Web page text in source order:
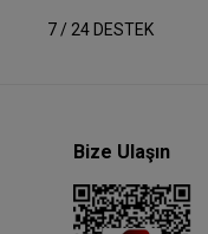
7 / 24 DESTEK
Bize Ulaşın